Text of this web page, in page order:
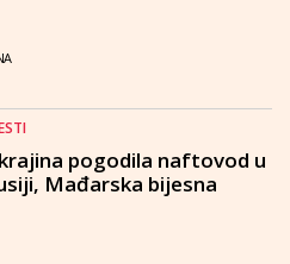
pogodila naftovod u
Mađarska bijesna